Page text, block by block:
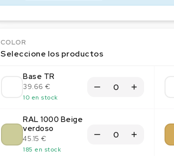
COLOR
Seleccione los productos
Base TR
39.66 €
10 en stock
RAL 1000 Beige
verdoso
45.15 €
185 en stock